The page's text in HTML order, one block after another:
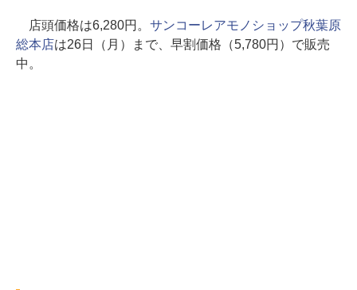
店頭価格は6,280円。 サンコーレアモノショップ秋葉原
総本店は26日（月）まで、早割価格（5,780円）で販売
中。